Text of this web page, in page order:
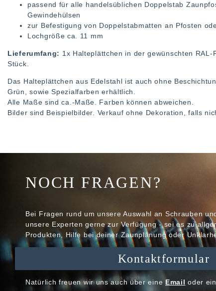
passend für alle handelsüblichen Doppelstab
Gewindehülsen
zur Befestigung von Doppelstabmatten an Pfosten
Lochgröße ca. 11 mm
Lieferumfang: 1x Halteplättchen in der gewünschten
Stück.
Das Halteplättchen aus Edelstahl ist auch ohne
Grün, sowie Spezialfarben erhältlich.
Alle Maße sind ca.-Maße. Farben können abweichen.
Bilder sind Beispielbilder. Verkauf ohne Dekoration, falls
NOCH FRAGEN?
Bei Fragen rund um unsere Auswahl an Schrauben
unsere Experten gerne zur Verfügung - sei es zu
Produkten, Hilfe bei deiner Zaunplanung oder
Kontaktformular
Natürlich freuen wir uns auch über eine Email oder